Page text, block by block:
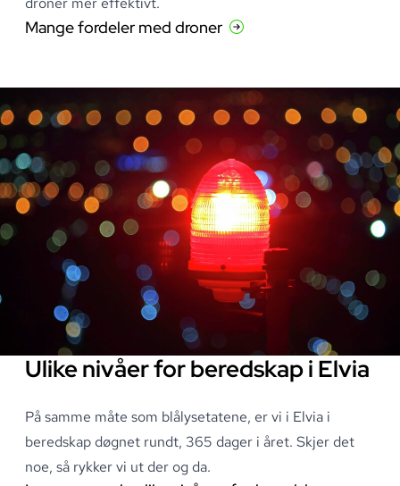
Mange fordeler med droner
Ulike nivåer for beredskap i Elvia
På samme måte som blålysetatene, er vi i Elvia i
beredskap døgnet rundt, 365 dager i året. Skjer det
noe, så rykker vi ut der og da.